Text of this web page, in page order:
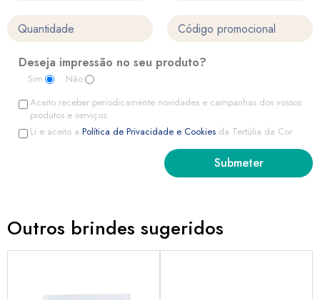
Deseja impressão no seu produto?
Sim
Não
Aceito receber periodicamente novidades e campanhas dos vossos
produtos e serviços.
Li e aceito a Política de Privacidade e Cookies da Tertúlia da Cor
Outros brindes sugeridos